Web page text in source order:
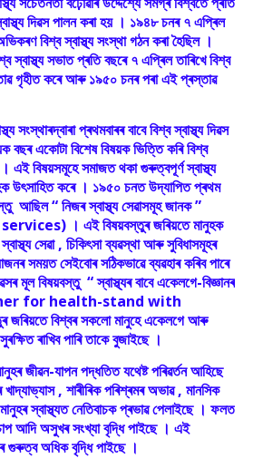
দিৱস পালন কৰা হয় । ১৯৪৮ চনৰ ৭ এপ্ৰিল
বিশ্ব স্বাস্থ্য সংস্থা গঠন কৰা হৈছিল ।
স্বাস্থ্য সভাত প্ৰতি বছৰে ৭ এপ্ৰিল তাৰিখে বিশ্ব
গৃহীত কৰে আৰু ১৯৫০ চনৰ পৰা এই প্ৰস্তাৱ
প্ৰথমবাৰৰ বাবে বিশ্ব স্বাস্থ্য দিৱস
বছৰ একোটা বিশেষ বিষয়ক ভিত্তি কৰি বিশ্ব
এই বিষয়সমূহে সমাজত থকা গুৰুত্বপূৰ্ণ স্বাস্থ্য
উৎসাহিত কৰে । ১৯৫০ চনত উদ্‌যাপিত প্ৰথম
আছিল “ নিজৰ স্বাস্থ্য সেৱাসমূহ জানক ”
। এই বিষয়বস্তুৰ জৰিয়তে মানুহক
সেৱা , চিকিৎসা ব্যৱস্থা আৰু সুবিধাসমূহৰ
সময়ত সেইবোৰ সঠিকভাৱে ব্যৱহাৰ কৰিব পাৰে
মূল বিষয়বস্তু “ স্বাস্থ্যৰ বাবে একেলগে-বিজ্ঞানৰ
for health-stand with
বিশ্বৰ সকলো মানুহে একেলগে আৰু
ৰাখিব পাৰি তাকে বুজাইছে ।
যাপন পদ্ধতিত যথেষ্ট পৰিৱৰ্তন আহিছে
খাদ্যাভ্যাস , শাৰীৰিক পৰিশ্ৰমৰ অভাৱ , মানসিক
স্বাস্থ্যত নেতিবাচক প্ৰভাৱ পেলাইছে । ফলত
আদি অসুখৰ সংখ্যা বৃদ্ধি পাইছে । এই
গুৰুত্ব অধিক বৃদ্ধি পাইছে ।